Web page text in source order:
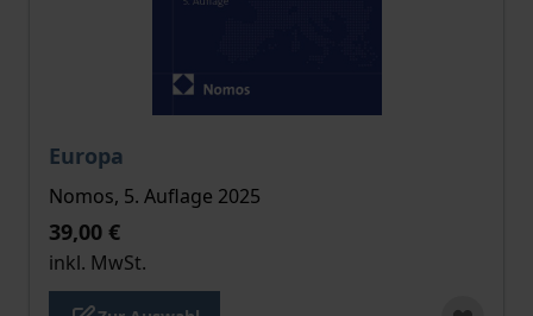
Europa
Der Preis dieses Titels richtet sich nach der
Nomos, 5. Auflage 2025
39,00 €
inkl. MwSt.